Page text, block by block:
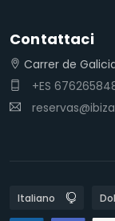
Contattaci
Carrer de
+ES